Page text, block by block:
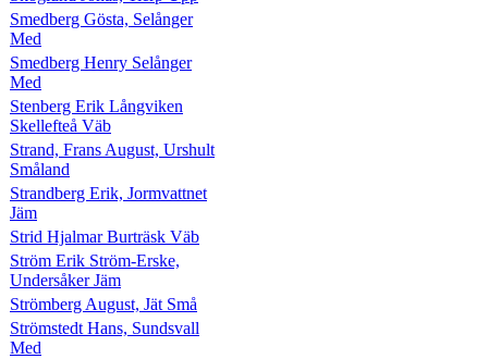
Smedberg Gösta, Selånger
Med
Smedberg Henry Selånger
Med
Stenberg Erik Långviken
Skellefteå Väb
Strand, Frans August, Urshult
Småland
Strandberg Erik, Jormvattnet
Jäm
Strid Hjalmar Burträsk Väb
Ström Erik Ström-Erske,
Undersåker Jäm
Strömberg August, Jät Små
Strömstedt Hans, Sundsvall
Med